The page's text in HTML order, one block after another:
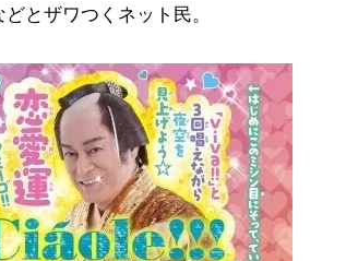
とザワつくネット民。